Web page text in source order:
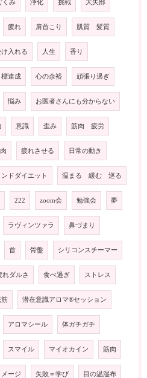
くみ 浄化 挑戦 大矢部
疲れ 肩首こり 肌質 髪質
け入れる 人生 香り
標達成 心の余裕 頑張り過ぎ
悩み お医者さんにも分からない
意識 歪み 筋肉 疲労
疲れさせる 日常の動き
ンドダイエット 温まる 緩む 巡る
222 zoom会 勉強会 夢
ラヴィンツァラ 鼻づまり
首 骨盤 シリコンスチーマー
れダルさ 食べ過ぎ ストレス
筋 潜在意識アロマ®️セッション
アロマシール 体ガチガチ
スマイル マイオカイン 筋肉
メージ 失敗＝学び 目の温湿布